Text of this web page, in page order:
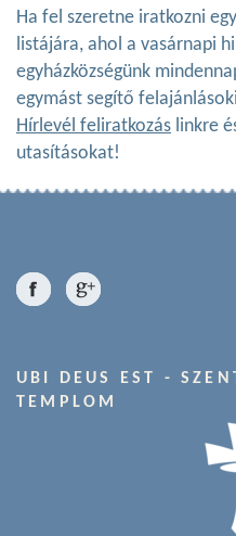
Ha fel szeretne iratkozni
listájára, ahol a vasárnapi
egyházközségünk
egymást segítő
Hírlevél feliratkozás linkre
utasításokat!
UBI DEUS EST -
TEMPLOM